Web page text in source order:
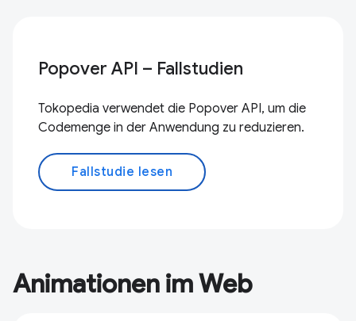
Popover API – Fallstudien
Tokopedia verwendet die Popover API, um die
Codemenge in der Anwendung zu reduzieren.
Fallstudie lesen
Animationen im Web